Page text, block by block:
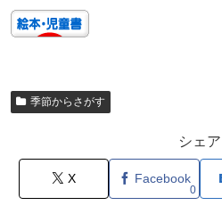
季節からさがす
シェア
X Facebook
0